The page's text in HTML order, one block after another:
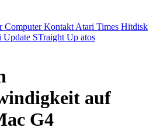
Computer Kontakt Atari Times Hitdisk
Update STraight Up atos
auf
G4